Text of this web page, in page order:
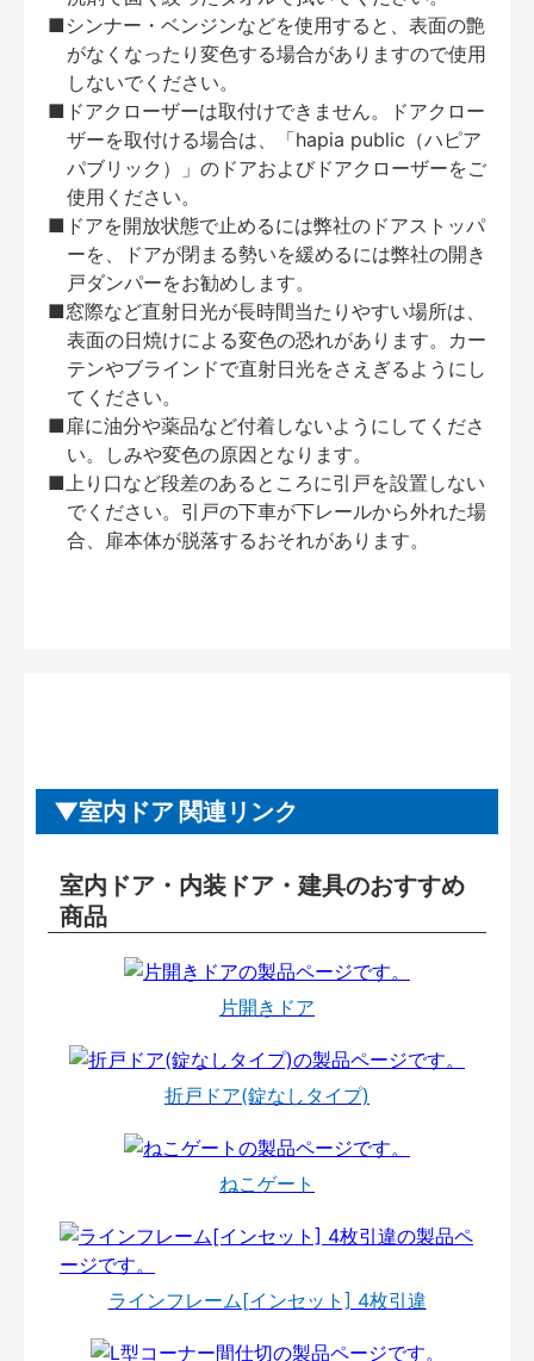
■シンナー・ベンジンなどを使用すると、表面の艶
がなくなったり変色する場合がありますので使用
しないでください。
■ドアクローザーは取付けできません。ドアクロー
ザーを取付ける場合は、「hapia public（ハピア
パブリック）」のドアおよびドアクローザーをご
使用ください。
■ドアを開放状態で止めるには弊社のドアストッパ
ーを、ドアが閉まる勢いを緩めるには弊社の開き
戸ダンパーをお勧めします。
■窓際など直射日光が長時間当たりやすい場所は、
表面の日焼けによる変色の恐れがあります。カー
テンやブラインドで直射日光をさえぎるようにし
てください。
■扉に油分や薬品など付着しないようにしてくださ
い。しみや変色の原因となります。
■上り口など段差のあるところに引戸を設置しない
でください。引戸の下車が下レールから外れた場
合、扉本体が脱落するおそれがあります。
室内ドア 関連リンク
室内ドア・内装ドア・建具のおすすめ
商品
片開きドア
折戸ドア(錠なしタイプ)
ねこゲート
ラインフレーム[インセット] 4枚引違